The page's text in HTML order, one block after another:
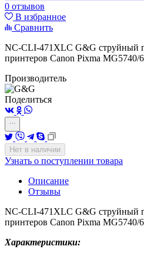
0 отзывов
В избранное
Сравнить
NC-CLI-471XLC G&G струйный
принтеров Canon Pixma MG5740/
Производитель
Поделиться
Нет в наличии
Узнать о поступлении товара
Описание
Отзывы
NC-CLI-471XLC G&G струйный
принтеров Canon Pixma MG5740/
Характеристики: